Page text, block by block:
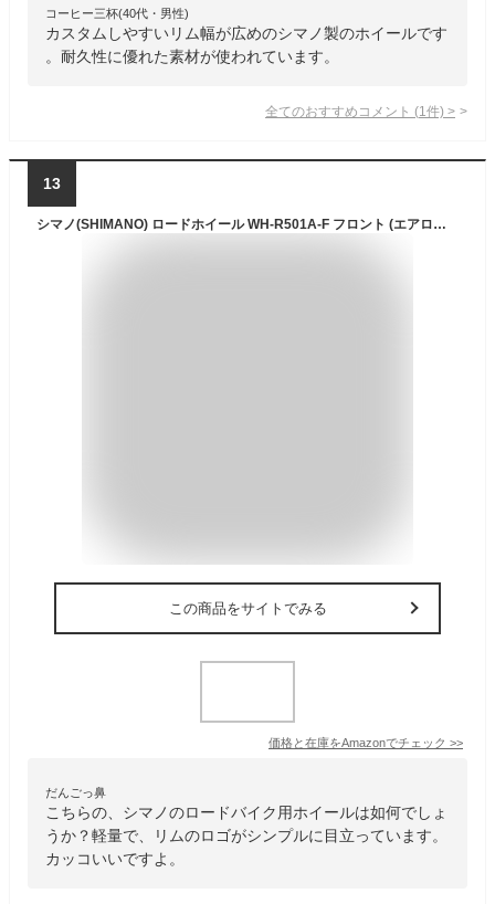
コーヒー三杯(40代・男性)
カスタムしやすいリム幅が広めのシマノ製のホイールです
。耐久性に優れた素材が使われています。
全てのおすすめコメント (1 件) >
13
シマノ(SHIMANO) ロードホイール WH-R501A-F フロント (エアロスポーク仕様) 700C ブラック QRカラー:ブラック EWHR501AFCBYL TIAGRA(ティアグラ)
この商品をサイトでみる
価格と在庫をAmazonでチェック >>
だんごっ鼻
こちらの、シマノのロードバイク用ホイールは如何でしょ
うか？軽量で、リムのロゴがシンプルに目立っています。
カッコいいですよ。